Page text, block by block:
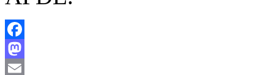
Facebook
Mastodon